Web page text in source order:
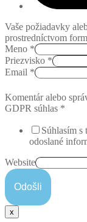
Vaše požiadavky
prostredníctvom
Meno *
Priezvisko *
Email *
Komentár alebo
GDPR súhlas *
Súhlasím s
odoslané
Website
Odošli
x